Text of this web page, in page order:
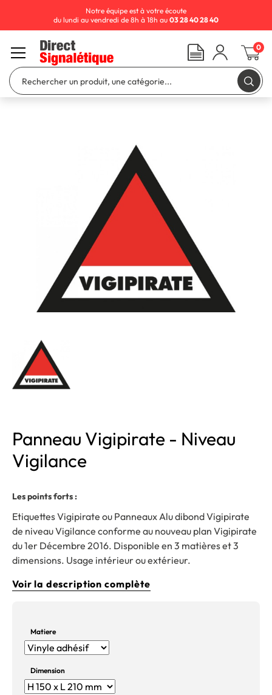
Panneau Vigipirate - Niveau
Vigilance
Les points forts :
Etiquettes Vigipirate ou Panneaux Alu dibond Vigipirate
de niveau Vigilance conforme au nouveau plan Vigipirate
du 1er Décembre 2016. Disponible en 3 matières et 3
dimensions. Usage intérieur ou extérieur.
Voir la description complète
Matiere
Dimension
Notre équipe est à votre écoute
du lundi au vendredi de 8h à 18h au 03 28 40 28 40
0